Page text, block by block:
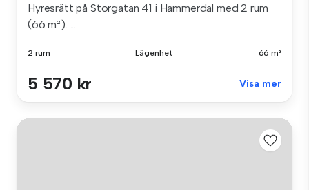
Hyresrätt på Storgatan 41 i Hammerdal med 2 rum
(66 m²). ...
2 rum Lägenhet 66 m²
5 570 kr Visa mer